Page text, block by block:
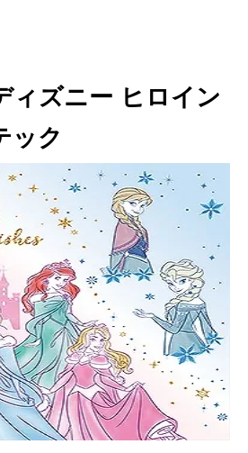
ィズニー ヒロイン
ック